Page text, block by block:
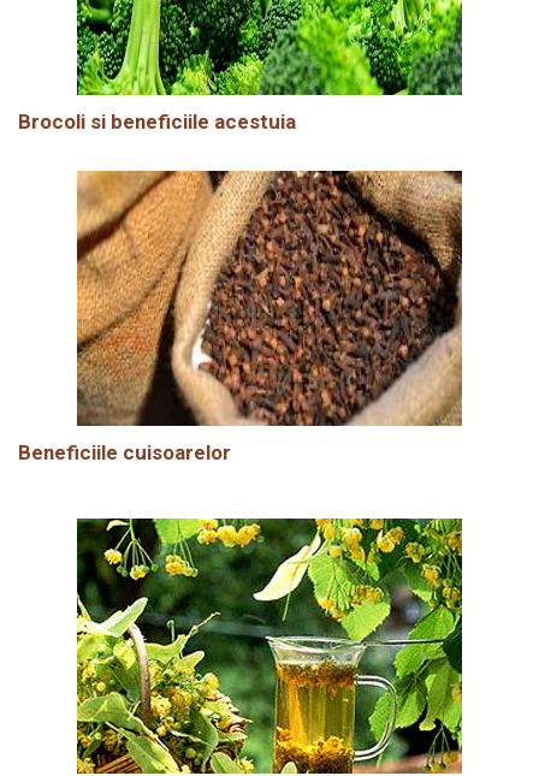
Brocoli si beneficiile acestuia
Beneficiile cuisoarelor